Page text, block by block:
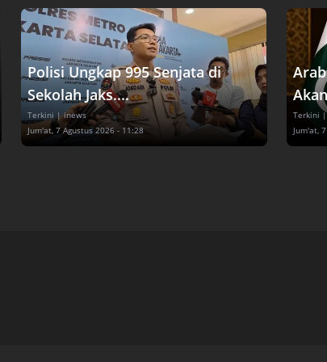
Polisi Ungkap 995 Senjata di
Sekolah Jaks....
Terkini | inews
Jum'at, 7 Agustus 2026 - 11:28
Terkini |
Jum'at,